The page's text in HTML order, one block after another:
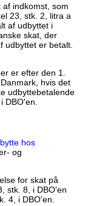
indkomst, som
23, stk. 2, litra a
af udbyttet i
skat, der
udbyttet er betalt.
er efter den 1.
hvis det
udbyttebetalende
DBO'en.
hos
og
for skat på
stk. 8, i DBO'en
4, i DBO'en.